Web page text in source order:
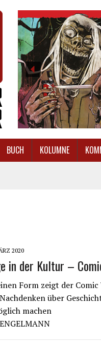
BUCH KOLUMNE
2020
in der Kultur –
Form zeigt der
über
machen